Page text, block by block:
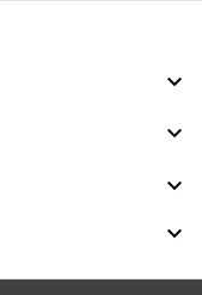



